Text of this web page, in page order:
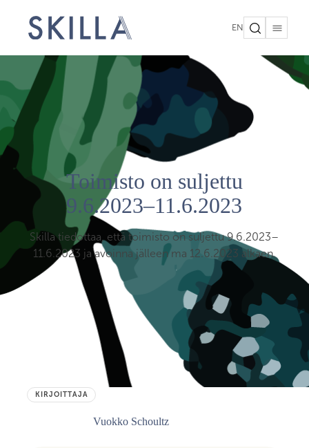
EN
Toimisto on suljettu
9.6.2023–11.6.2023
Skilla tiedottaa, että toimisto on suljettu 9.6.2023–
11.6.2023 ja avoinna jälleen ma 12.6.2023 alkaen.
KIRJOITTAJA
Vuokko Schoultz